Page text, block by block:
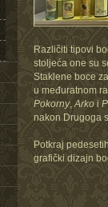
Različiti tipovi
stoljeća one su
Staklene boce
u međuratnom
Pokorny,Arko i
nakon Drugoga
Potkraj
grafički dizajn